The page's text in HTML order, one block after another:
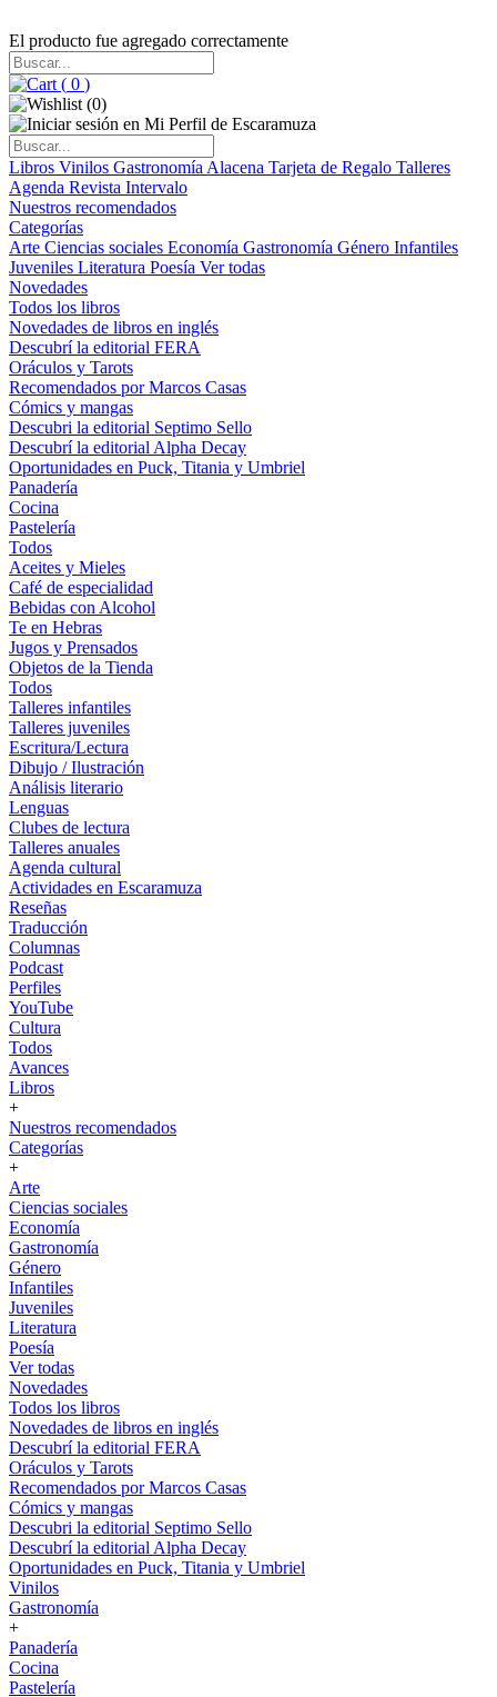
El producto fue agregado correctamente
( 0 )
(0)
Libros Vinilos Gastronomía Alacena Tarjeta de Regalo Talleres
Agenda Revista Intervalo
Nuestros recomendados
Categorías
Arte Ciencias sociales Economía Gastronomía Género Infantiles
Juveniles Literatura Poesía Ver todas
Novedades
Todos los libros
Novedades de libros en inglés
Descubrí la editorial FERA
Oráculos y Tarots
Recomendados por Marcos Casas
Cómics y mangas
Descubri la editorial Septimo Sello
Descubrí la editorial Alpha Decay
Oportunidades en Puck, Titania y Umbriel
Panadería
Cocina
Pastelería
Todos
Aceites y Mieles
Café de especialidad
Bebidas con Alcohol
Te en Hebras
Jugos y Prensados
Objetos de la Tienda
Todos
Talleres infantiles
Talleres juveniles
Escritura/Lectura
Dibujo / Ilustración
Análisis literario
Lenguas
Clubes de lectura
Talleres anuales
Agenda cultural
Actividades en Escaramuza
Reseñas
Traducción
Columnas
Podcast
Perfiles
YouTube
Cultura
Todos
Avances
Libros
+
Nuestros recomendados
Categorías
+
Arte
Ciencias sociales
Economía
Gastronomía
Género
Infantiles
Juveniles
Literatura
Poesía
Ver todas
Novedades
Todos los libros
Novedades de libros en inglés
Descubrí la editorial FERA
Oráculos y Tarots
Recomendados por Marcos Casas
Cómics y mangas
Descubri la editorial Septimo Sello
Descubrí la editorial Alpha Decay
Oportunidades en Puck, Titania y Umbriel
Vinilos
Gastronomía
+
Panadería
Cocina
Pastelería